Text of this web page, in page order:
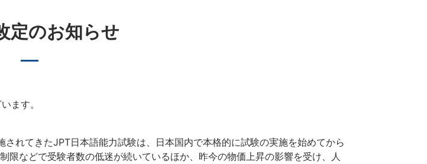
定のお知らせ
ます。
れてきたJPT日本語能力試験は、日本国内で本格的に試験の実施を始めてから
などで受験者数の低迷が続いているほか、昨今の物価上昇の影響を受け、人